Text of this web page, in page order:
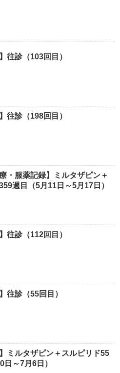
往診（103回目）
往診（198回目）
・服薬記録】ミルタザピン＋
週目（5月11日～5月17日）
往診（112回目）
往診（55回目）
ミルタザピン＋スルピリド55
日～7月6日）